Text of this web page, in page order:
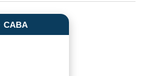
CABA